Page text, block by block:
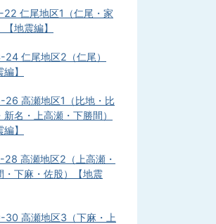
22 仁尾地区1（仁尾・家
地震編】
24 仁尾地区2（仁尾）
編】
26 高瀬地区1（比地・比
新名・上高瀬・下勝間）
編】
28 高瀬地区2（上高瀬・
・下麻・佐股）【地震
30 高瀬地区3（下麻・上